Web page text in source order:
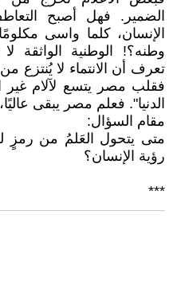
الضمير. فهل أصبح
الإنسان، كلما واسى
وطنه؟! الوطنية الواثقة
تعرف أن الانتماء لا
فقلب مصر يتسع لآلام غير
الدنيا". فعلم مصر يبقى
مقام السؤال:
متى يتحول العَلمُ من رمزٍ
رؤية الإنسان؟
***